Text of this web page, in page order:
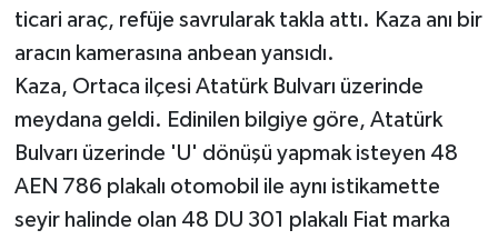
ticari araç, refüje savrularak takla attı. Kaza anı bir
aracın kamerasına anbean yansıdı.
Kaza, Ortaca ilçesi Atatürk Bulvarı üzerinde
meydana geldi. Edinilen bilgiye göre, Atatürk
Bulvarı üzerinde 'U' dönüşü yapmak isteyen 48
AEN 786 plakalı otomobil ile aynı istikamette
seyir halinde olan 48 DU 301 plakalı Fiat marka